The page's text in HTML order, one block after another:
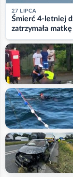
27 LIPCA
Śmierć 4-letniej
zatrzymała matkę